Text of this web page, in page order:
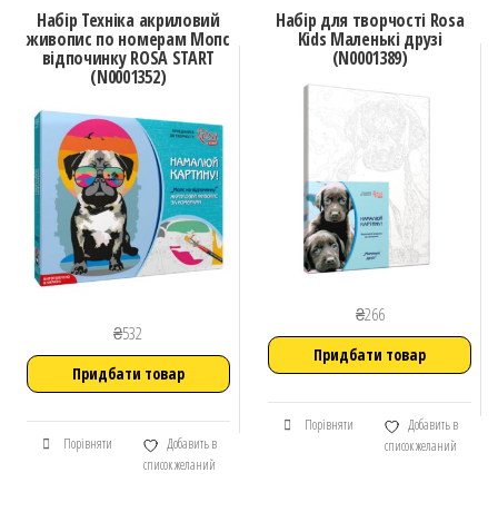
Набір Техніка акриловий
живопис по номерам Мопс
відпочинку ROSA START
(N0001352)
₴532
Придбати товар
Порівняти
Добавить в
список желаний
Набір для творчості Rosa
Kids Маленькі друзі
(N0001389)
₴266
Придбати товар
Порівняти
Добавить в
список желаний